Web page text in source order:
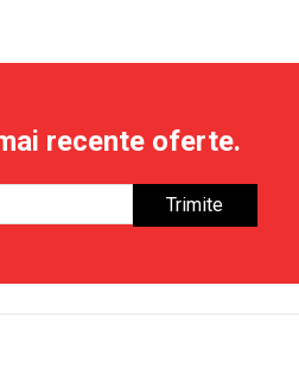
și
Blat
Pliabil,
recente oferte.